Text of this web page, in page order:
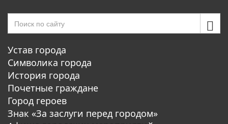
Устав города
Символика города
История города
Почетные граждане
Город героев
Знак «За заслуги перед городом»